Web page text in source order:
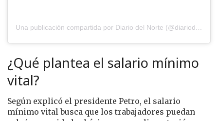
Una publicación compartida por Diario del Norte (@diariodelnorte)
¿Qué plantea el salario mínimo
vital?
Según explicó el presidente Petro, el salario
mínimo vital busca que los trabajadores puedan